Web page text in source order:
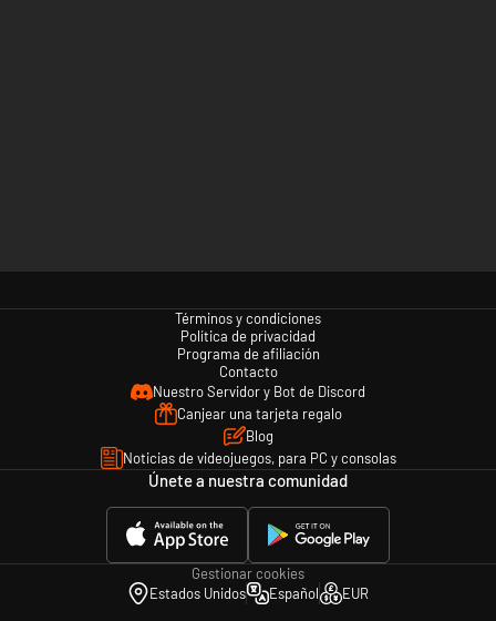
Términos y condiciones
Política de privacidad
Programa de afiliación
Contacto
Nuestro Servidor y Bot de Discord
Canjear una tarjeta regalo
Blog
Noticias de videojuegos, para PC y consolas
Únete a nuestra comunidad
Gestionar cookies
Estados Unidos
Español EUR